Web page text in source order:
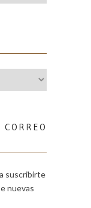
suscribirte
nuevas